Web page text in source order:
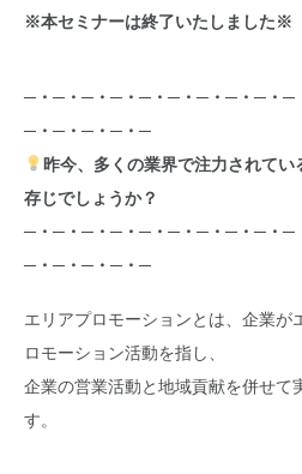
※本セミナーは終了いたしました※
─・─・─・─・─・─・─・─・─・─
─・─・─・─・─
昨今、多くの業界で注力されて
存じでしょうか？
─・─・─・─・─・─・─・─・─・─
─・─・─・─・─
エリアプロモーションとは、企業が
ロモーション活動を指し、
企業の営業活動と地域貢献を併せて
す。